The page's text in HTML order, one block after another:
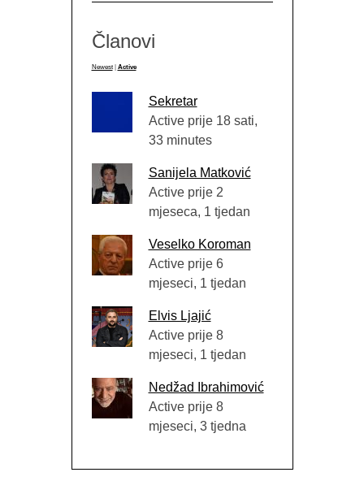
Članovi
Newest Active
Sekretar
Active prije 18 sati,
33 minutes
Sanijela Matković
Active prije 2
mjeseca, 1 tjedan
Veselko Koroman
Active prije 6
mjeseci, 1 tjedan
Elvis Ljajić
Active prije 8
mjeseci, 1 tjedan
Nedžad Ibrahimović
Active prije 8
mjeseci, 3 tjedna